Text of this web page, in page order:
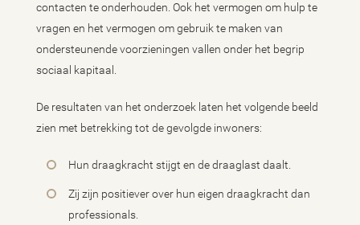
contacten te onderhouden. Ook het vermogen om hulp te
vragen en het vermogen om gebruik te maken van
ondersteunende voorzieningen vallen onder het begrip
sociaal kapitaal.
De resultaten van het onderzoek laten het volgende beeld
zien met betrekking tot de gevolgde inwoners:
Hun draagkracht stijgt en de draaglast daalt.
Zij zijn positiever over hun eigen draagkracht dan
professionals.